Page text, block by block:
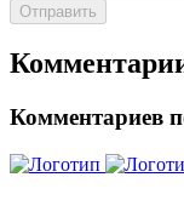
Отправить
Комментариев